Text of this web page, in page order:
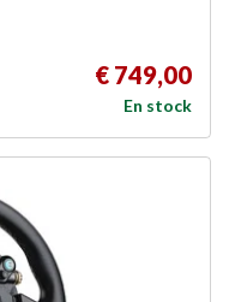
€ 749,00
En stock